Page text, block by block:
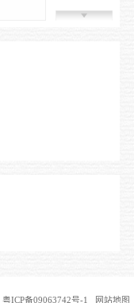
粤ICP备09063742号-1 网站地图